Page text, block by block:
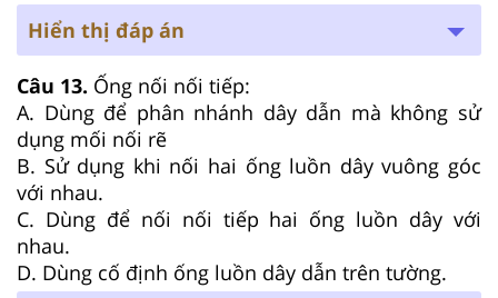
Hiển thị đáp án
Câu 13. Ống nối nối tiếp:
A. Dùng để phân nhánh dây dẫn mà không sử
dụng mối nối rẽ
B. Sử dụng khi nối hai ống luồn dây vuông góc
với nhau.
C. Dùng để nối nối tiếp hai ống luồn dây với
nhau.
D. Dùng cố định ống luồn dây dẫn trên tường.